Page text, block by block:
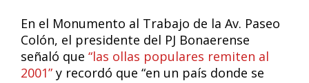
En el Monumento al Trabajo de la Av. Paseo
Colón, el presidente del PJ Bonaerense
señaló que “las ollas populares remiten al
2001” y recordó que “en un país donde se